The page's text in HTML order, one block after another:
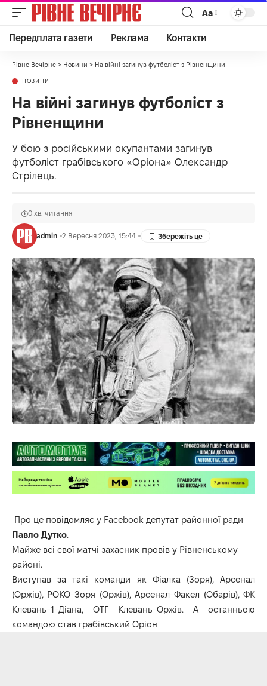
Аа
Передплата газети Реклама Контакти
Рівне Вечірнє > Новини > На війні загинув футболіст з Рівненщини
НОВИНИ
На війні загинув футболіст з
Рівненщини
У бою з російськими окупантами загинув
футболіст грабівського «Оріона» Олександр
Стрілець.
admin 2 Вересня 2023, 15:44
0 хв. читання
Про це повідомляє у Facebook депутат районної ради
Павло Дутко.
Майже всі свої матчі захасник провів у Рівненському
районі.
Виступав за такі команди як Фіалка (Зоря), Арсенал
(Оржів), РОКО-Зоря (Оржів), Арсенал-Факел (Обарів), ФК
Клевань-1-Діана, ОТГ Клевань-Оржів. А останньою
командою став грабівський Оріон